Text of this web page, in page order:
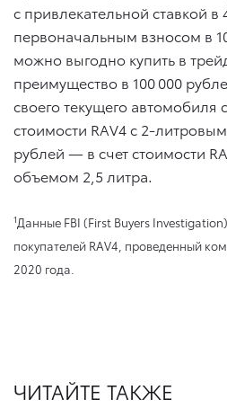
с привлекательной ставкой
первоначальным взносом в
можно выгодно купить в
преимущество в 100 000
своего текущего автомобиля
стоимости RAV4 с 2-
рублей — в счет стоимости
объемом 2,5 литра.
1Данные FBI (First Buyers
покупателей RAV4, проведенный
2020 года.
ЧИТАЙТЕ ТАКЖЕ